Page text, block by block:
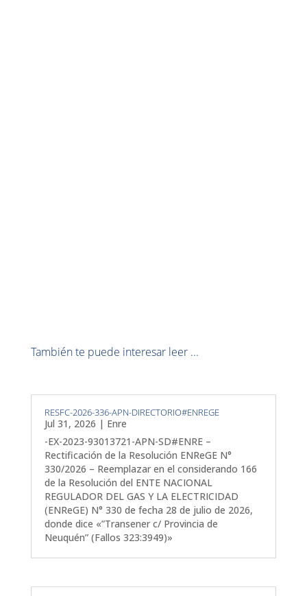
También te puede interesar leer ...
RESFC-2026-336-APN-DIRECTORIO#ENREGE
Jul 31, 2026 | Enre
-EX-2023-93013721-APN-SD#ENRE –
Rectificación de la Resolución ENReGE N°
330/2026 – Reemplazar en el considerando 166
de la Resolución del ENTE NACIONAL
REGULADOR DEL GAS Y LA ELECTRICIDAD
(ENReGE) N° 330 de fecha 28 de julio de 2026,
donde dice «”Transener c/ Provincia de
Neuquén” (Fallos 323:3949)»